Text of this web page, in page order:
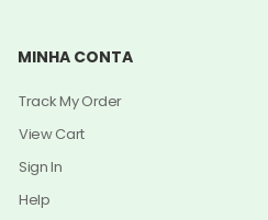
MINHA CONTA
Track My Order
View Cart
Sign In
Help